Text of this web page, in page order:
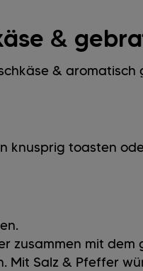
&
&
knusprig toasten
zusammen mit
Mit Salz & Pfeffer